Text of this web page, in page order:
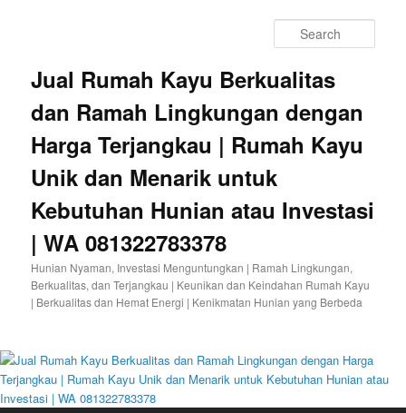
Jual Rumah Kayu Berkualitas
dan Ramah Lingkungan dengan
Harga Terjangkau | Rumah Kayu
Unik dan Menarik untuk
Kebutuhan Hunian atau Investasi
| WA 081322783378
Hunian Nyaman, Investasi Menguntungkan | Ramah Lingkungan,
Berkualitas, dan Terjangkau | Keunikan dan Keindahan Rumah Kayu
| Berkualitas dan Hemat Energi | Kenikmatan Hunian yang Berbeda